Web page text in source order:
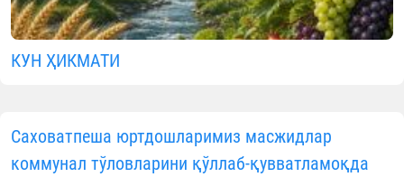
КУН ҲИКМАТИ
Саховатпеша юртдошларимиз масжидлар
коммунал тўловларини қўллаб-қувватламоқда